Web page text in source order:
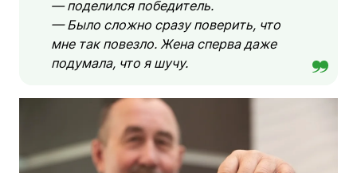
— поделился победитель.
— Было сложно сразу поверить, что
мне так повезло. Жена сперва даже
подумала, что я шучу.